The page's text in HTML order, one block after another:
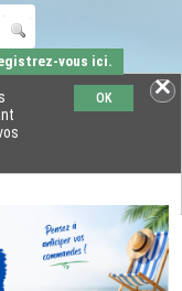
OK
vous ici.